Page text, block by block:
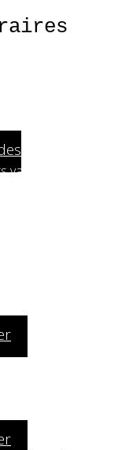
variations.
la page